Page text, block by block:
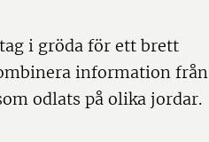
i gröda för ett brett
information från
odlats på olika jordar.